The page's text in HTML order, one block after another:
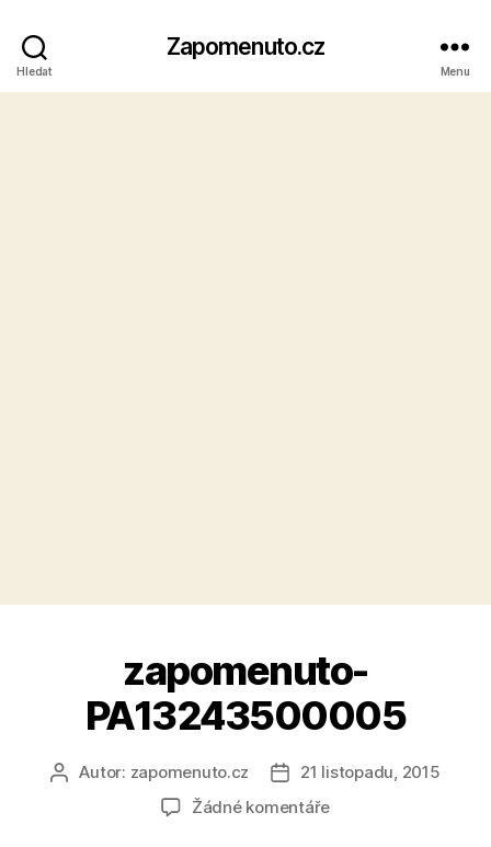
Hledat
Zapomenuto.cz
Menu
zapomenuto-
PA13243500005
AutorAutor: zapomenuto.cz
Datum
příspěvku
21 listopadu, 2015
Žádné komentářeu